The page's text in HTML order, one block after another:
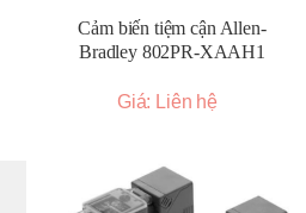
Cảm biến tiệm cận Allen-
Bradley 802PR-XAAH1
Giá: Liên hệ